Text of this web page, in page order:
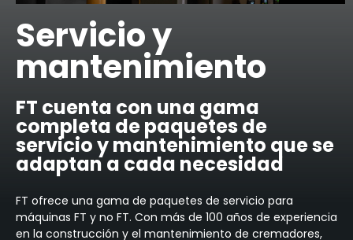
Servicio y
mantenimiento
FT cuenta con una gama
completa de paquetes de
servicio y mantenimiento que se
adaptan a cada necesidad
FT ofrece una gama de paquetes de servicio para
máquinas FT y no FT. Con más de 100 años de experiencia
en la construcción y el mantenimiento de cremadores,